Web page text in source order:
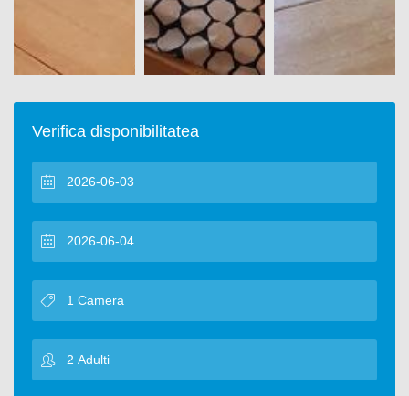
Verifica disponibilitatea